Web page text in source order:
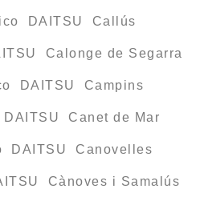
DAITSU Callús
Calonge de Segarra
DAITSU Campins
Canet de Mar
DAITSU Canovelles
Cànoves i Samalús